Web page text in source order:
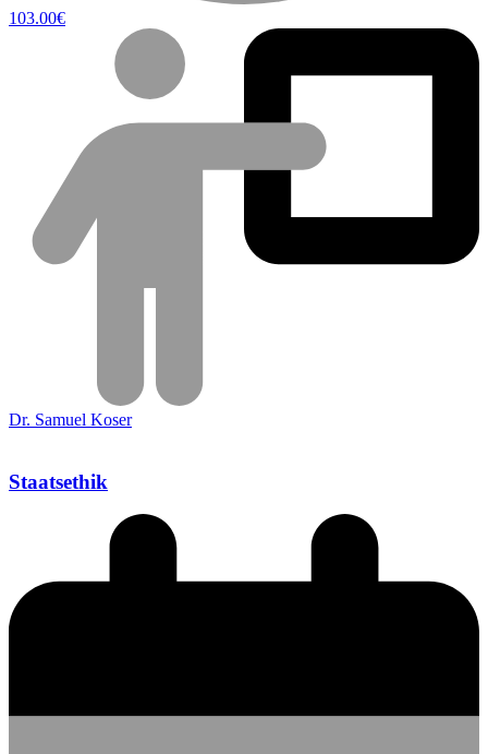
103.00€
Dr. Samuel Koser
Staatsethik